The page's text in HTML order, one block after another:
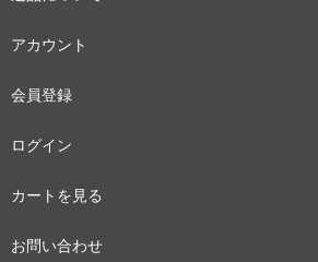
アカウント
会員登録
ログイン
カートを見る
お問い合わせ